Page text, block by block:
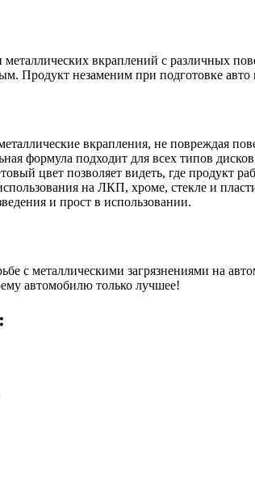
вкраплений с различных
Продукт незаменим при подготовке
вкрапления, не повреждая
формула подходит для всех типов
цвет позволяет видеть, где продукт
на ЛКП, хроме, стекле и
и прост в использовании.
металлическими загрязнениями на
автомобилю только лучшее!